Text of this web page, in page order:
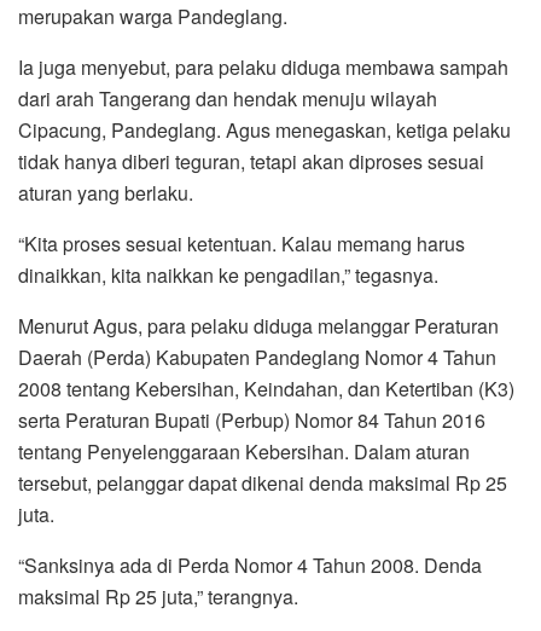
merupakan warga Pandeglang.
Ia juga menyebut, para pelaku diduga membawa sampah
dari arah Tangerang dan hendak menuju wilayah
Cipacung, Pandeglang. Agus menegaskan, ketiga pelaku
tidak hanya diberi teguran, tetapi akan diproses sesuai
aturan yang berlaku.
“Kita proses sesuai ketentuan. Kalau memang harus
dinaikkan, kita naikkan ke pengadilan,” tegasnya.
Menurut Agus, para pelaku diduga melanggar Peraturan
Daerah (Perda) Kabupaten Pandeglang Nomor 4 Tahun
2008 tentang Kebersihan, Keindahan, dan Ketertiban (K3)
serta Peraturan Bupati (Perbup) Nomor 84 Tahun 2016
tentang Penyelenggaraan Kebersihan. Dalam aturan
tersebut, pelanggar dapat dikenai denda maksimal Rp 25
juta.
“Sanksinya ada di Perda Nomor 4 Tahun 2008. Denda
maksimal Rp 25 juta,” terangnya.